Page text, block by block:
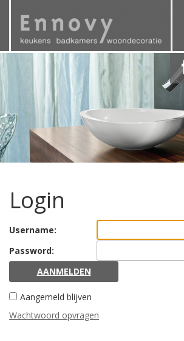
Login
Username:
Password:
AANMELDEN
Aangemeld blijven
Wachtwoord opvragen